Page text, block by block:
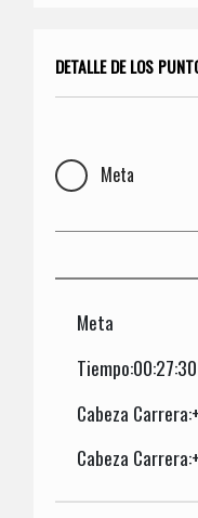
DETALLE DE LOS
Meta
Meta
Tiempo:00:27:30
Cabeza
Cabeza